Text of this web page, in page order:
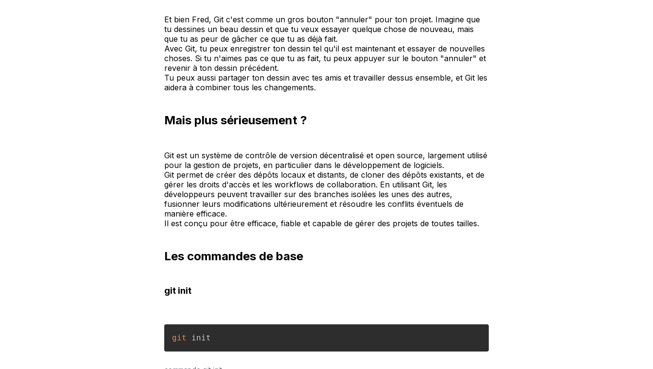
Et bien Fred, Git c'est comme un gros bouton "annuler" pour ton projet. Imagine que
tu dessines un beau dessin et que tu veux essayer quelque chose de nouveau, mais
que tu as peur de gâcher ce que tu as déjà fait.
Avec Git, tu peux enregistrer ton dessin tel qu'il est maintenant et essayer de nouvelles
choses. Si tu n'aimes pas ce que tu as fait, tu peux appuyer sur le bouton "annuler" et
revenir à ton dessin précédent.
Tu peux aussi partager ton dessin avec tes amis et travailler dessus ensemble, et Git les
aidera à combiner tous les changements.
Mais plus sérieusement ?
Git est un système de contrôle de version décentralisé et open source, largement utilisé
pour la gestion de projets, en particulier dans le développement de logiciels.
Git permet de créer des dépôts locaux et distants, de cloner des dépôts existants, et de
gérer les droits d'accès et les workflows de collaboration. En utilisant Git, les
développeurs peuvent travailler sur des branches isolées les unes des autres,
fusionner leurs modifications ultérieurement et résoudre les conflits éventuels de
manière efficace.
Il est conçu pour être efficace, fiable et capable de gérer des projets de toutes tailles.
Les commandes de base
git init
git